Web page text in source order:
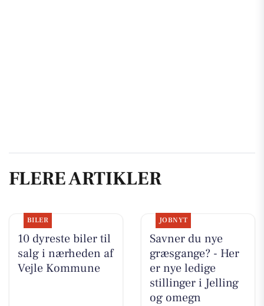
FLERE ARTIKLER
BILER
10 dyreste biler til
salg i nærheden af
Vejle Kommune
JOBNYT
Savner du nye
græsgange? - Her
er nye ledige
stillinger i Jelling
og omegn